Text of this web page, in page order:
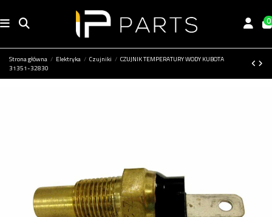
0
Strona główna Elektryka Czujniki
CZUJNIK TEMPERATURY WODY KUBOTA
31351-32830